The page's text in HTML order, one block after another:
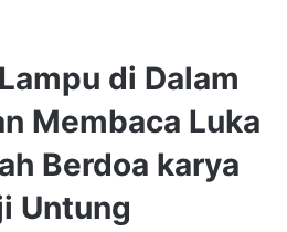
di Dalam
Membaca Luka
Berdoa karya
Untung